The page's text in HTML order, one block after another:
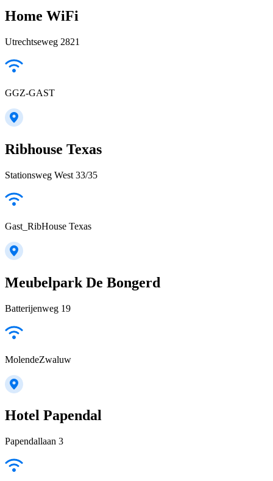
Home WiFi
Utrechtseweg 2821
GGZ-GAST
Ribhouse Texas
Stationsweg West 33/35
Gast_RibHouse Texas
Meubelpark De Bongerd
Batterijenweg 19
MolendeZwaluw
Hotel Papendal
Papendallaan 3